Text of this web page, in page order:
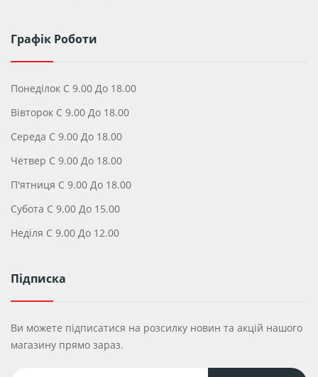
Графік Роботи
Понеділок С 9.00 До 18.00
Вівторок С 9.00 До 18.00
Середа С 9.00 До 18.00
Четвер С 9.00 До 18.00
П'ятниця С 9.00 До 18.00
Субота С 9.00 До 15.00
Неділя С 9.00 До 12.00
Підписка
Ви можете підписатися на розсилку новин та акцій нашого
магазину прямо зараз.